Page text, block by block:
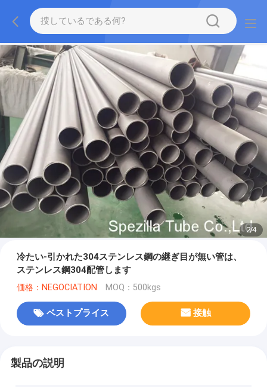
2/4
冷たい-引かれた304ステンレス鋼の継ぎ目が無い管は、
ステンレス鋼304配管します
価格：NEGOCIATION MOQ：500kgs
ベストプライス 接触
製品の説明